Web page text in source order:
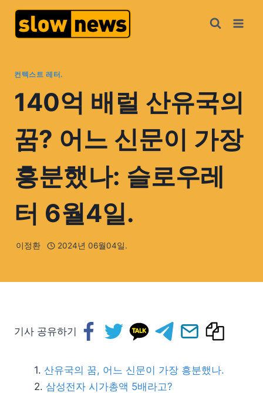
컨텍스트 레터.
140억 배럴 산유국의
꿈? 어느 신문이 가장
흥분했나: 슬로우레
터 6월4일.
이정환 2024년 06월04일.
기사 공유하기
산유국의 꿈, 어느 신문이 가장 흥분했나.
삼성전자 시가총액 5배라고?